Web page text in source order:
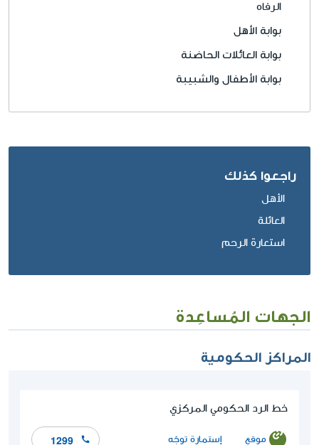
الرفاه
بوابة الأهل
بوابة العائلات الحاضنة
بوابة الأطفال والشبيبة
راجعوا كذلك
الأهل
العائلة
استعارة الرحم
الجهات المُساعِدة
المراكز الحكومية
خط الرد الحكومي المركزي
موقع إستمارة توجّه 1299